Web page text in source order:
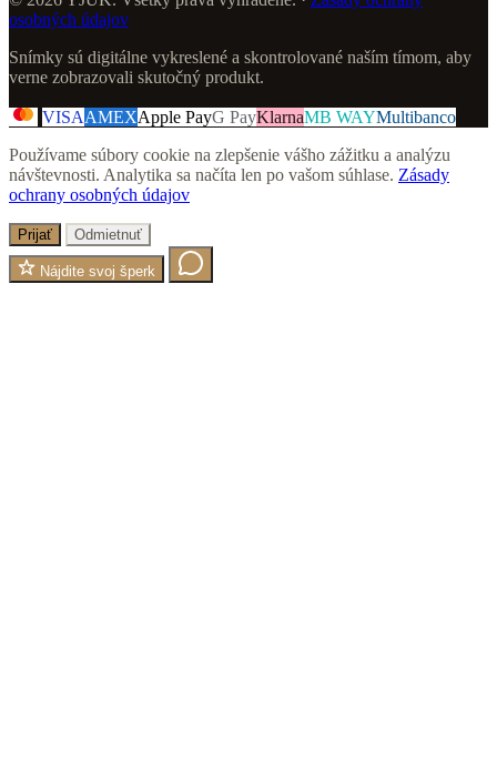
osobných údajov
Snímky sú digitálne vykreslené a skontrolované naším tímom, aby
verne zobrazovali skutočný produkt.
VISAAMEXApple PayG PayKlarnaMB WAYMultibanco
Používame súbory cookie na zlepšenie vášho zážitku a analýzu
návštevnosti. Analytika sa načíta len po vašom súhlase. Zásady
ochrany osobných údajov
Prijať Odmietnuť
Nájdite svoj šperk